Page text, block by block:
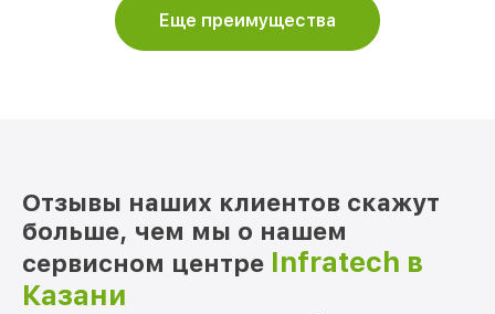
Еще преимущества
Отзывы наших клиентов скажут
больше, чем мы о нашем
сервисном центре Infratech в
Казани